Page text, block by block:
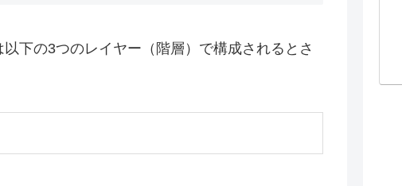
下の3つのレイヤー（階層）で構成されるとさ